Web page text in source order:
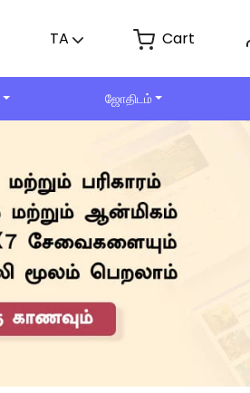
TA Cart
ஜோதிடம்